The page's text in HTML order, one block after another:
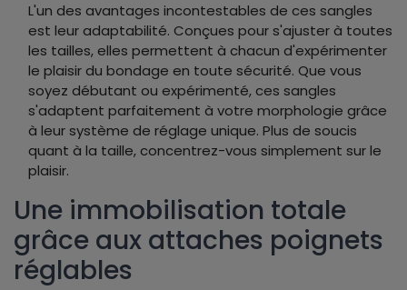
L'un des avantages incontestables de ces sangles
est leur adaptabilité. Conçues pour s'ajuster à toutes
les tailles, elles permettent à chacun d'expérimenter
le plaisir du bondage en toute sécurité. Que vous
soyez débutant ou expérimenté, ces sangles
s'adaptent parfaitement à votre morphologie grâce
à leur système de réglage unique. Plus de soucis
quant à la taille, concentrez-vous simplement sur le
plaisir.
Une immobilisation totale
grâce aux attaches poignets
réglables